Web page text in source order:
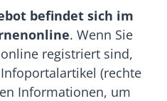
befindet sich im
. Wenn Sie
registriert sind,
(rechte
Informationen, um